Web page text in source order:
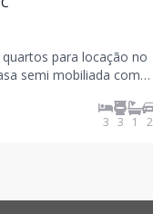
para locação no
uma das regiões mais
3 3 1 2